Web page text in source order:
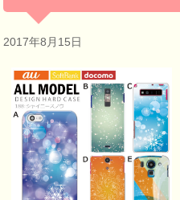
2017年8月15日